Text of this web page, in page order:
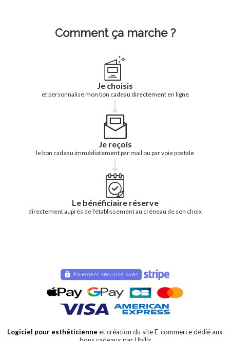
Comment ça marche ?
Je choisis
et personnalise mon bon cadeau directement en ligne
Je reçois
le bon cadeau immédiatement par mail ou par voie postale
Le bénéficiaire réserve
directement auprès de l'établissement au créneau de son choix
Logiciel pour esthéticienne et création du site E-commerce dédié aux